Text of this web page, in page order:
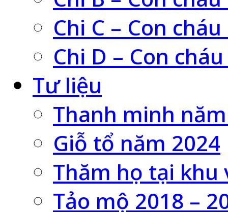
Chi C – Con
Chi D – Con
Tư liệu
Thanh minh
Giỗ tổ năm 2024
Thăm họ tại khu
Tảo mộ 2018 –